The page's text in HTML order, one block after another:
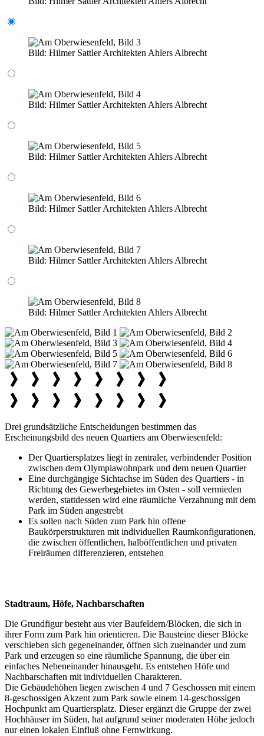
Bild: Hilmer Sattler Architekten Ahlers Albrecht
Bild: Hilmer Sattler Architekten Ahlers Albrecht
Bild: Hilmer Sattler Architekten Ahlers Albrecht
Bild: Hilmer Sattler Architekten Ahlers Albrecht
Bild: Hilmer Sattler Architekten Ahlers Albrecht
Bild: Hilmer Sattler Architekten Ahlers Albrecht
Drei grundsätzliche Entscheidungen bestimmen das
Erscheinungsbild des neuen Quartiers am Oberwiesenfeld:
Der Quartiersplatzes liegt in zentraler, verbindender Position
zwischen dem Olympiawohnpark und dem neuen Quartier
Eine durchgängige Sichtachse im Süden des Quartiers - in
Richtung des Gewerbegebietes im Osten - soll vermieden
werden, stattdessen wird eine räumliche Verzahnung mit dem
Park im Süden angestrebt
Es sollen nach Süden zum Park hin offene
Baukörperstrukturen mit individuellen Raumkonfigurationen,
die zwischen öffentlichen, halböffentlichen und privaten
Freiräumen differenzieren, entstehen
Stadtraum, Höfe, Nachbarschaften
Die Grundfigur besteht aus vier Baufeldern/Blöcken, die sich in
ihrer Form zum Park hin orientieren. Die Bausteine dieser Blöcke
verschieben sich gegeneinander, öffnen sich zueinander und zum
Park und erzeugen so eine räumliche Spannung, die über ein
einfaches Nebeneinander hinausgeht. Es entstehen Höfe und
Nachbarschaften mit individuellen Charakteren.
Die Gebäudehöhen liegen zwischen 4 und 7 Geschossen mit einem
8-geschossigen Akzent zum Park sowie einem 14-geschossigen
Hochpunkt am Quartiersplatz. Dieser ergänzt die Gruppe der zwei
Hochhäuser im Süden, hat aufgrund seiner moderaten Höhe jedoch
nur einen lokalen Einfluß ohne Fernwirkung.